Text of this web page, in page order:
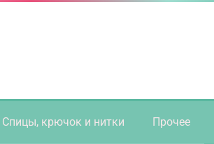
Спицы, крючок и нитки Прочее